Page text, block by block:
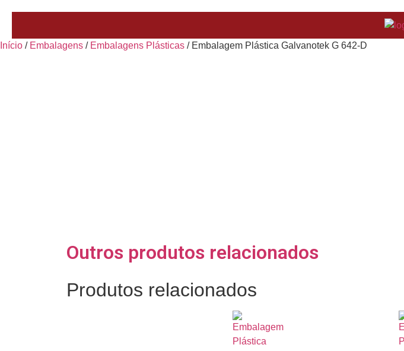
Início / Embalagens / Embalagens Plásticas / Embalagem Plástica Galvanotek G 642-D
Outros produtos relacionados
Produtos relacionados